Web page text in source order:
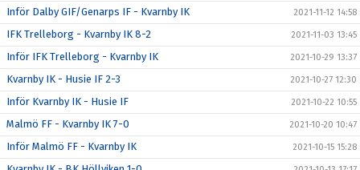
Inför Dalby GIF/Genarps IF - Kvarnby IK 2021-11-12 14:58
IFK Trelleborg - Kvarnby IK 8-2 2021-11-03 13:45
Inför IFK Trelleborg - Kvarnby IK 2021-10-29 13:37
Kvarnby IK - Husie IF 2-3 2021-10-27 12:30
Inför Kvarnby IK - Husie IF 2021-10-22 10:55
Malmö FF - Kvarnby IK 7-0 2021-10-20 10:47
Inför Malmö FF - Kvarnby IK 2021-10-15 15:28